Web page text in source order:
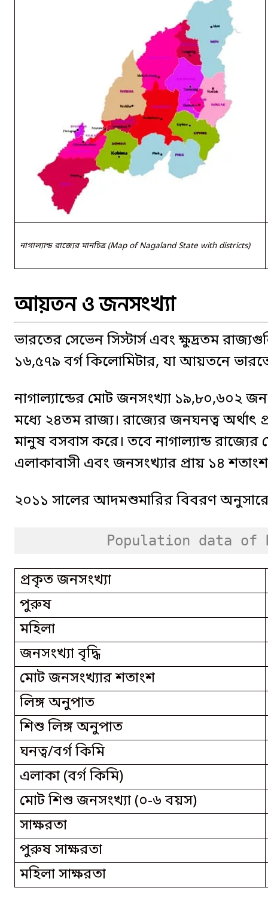
নাগাল্যান্ড রাজ্যের মানচিত্র (Map of Nagaland State with districts)
আয়তন ও জনসংখ্যা
ভারতের সেভেন সিস্টার্স এবং ক্ষুদ্রতম
১৬,৫৭৯ বর্গ কিলোমিটার, যা আয়তনে
নাগাল্যান্ডের মোট জনসংখ্যা ১৯,৮০,৬০২
মধ্যে ২৪তম রাজ্য। রাজ্যের জনঘনত্ব অর্থাৎ
মানুষ বসবাস করে। তবে নাগাল্যান্ড
এলাকাবাসী এবং জনসংখ্যার প্রায় ১৪
২০১১ সালের আদমশুমারির বিবরণ অনুসারে,
Population data of
প্রকৃত জনসংখ্যা
পুরুষ
মহিলা
জনসংখ্যা বৃদ্ধি
মোট জনসংখ্যার শতাংশ
লিঙ্গ অনুপাত
শিশু লিঙ্গ অনুপাত
ঘনত্ব/বর্গ কিমি
এলাকা (বর্গ কিমি)
মোট শিশু জনসংখ্যা (০-৬ বয়স)
সাক্ষরতা
পুরুষ সাক্ষরতা
মহিলা সাক্ষরতা